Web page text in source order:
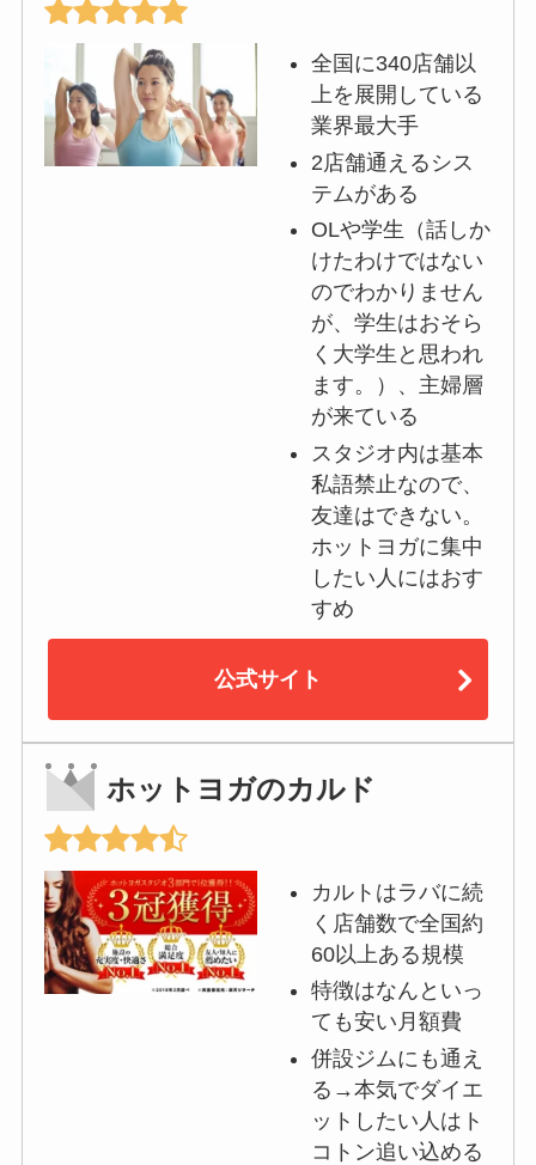
全国に340店舗以
上を展開している
業界最大手
2店舗通えるシス
テムがある
OLや学生（話しか
けたわけではない
のでわかりません
が、学生はおそら
く大学生と思われ
ます。）、主婦層
が来ている
スタジオ内は基本
私語禁止なので、
友達はできない。
ホットヨガに集中
したい人にはおす
すめ
公式サイト
ホットヨガのカルド
カルトはラバに続
く店舗数で全国約
60以上ある規模
特徴はなんといっ
ても安い月額費
併設ジムにも通え
る→本気でダイエ
ットしたい人はト
コトン追い込める